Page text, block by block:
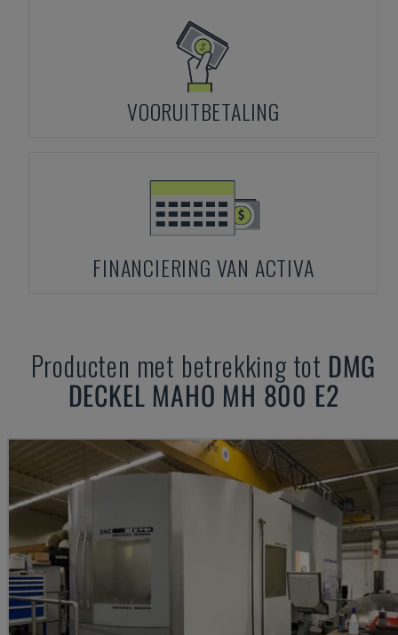
VOORUITBETALING
FINANCIERING VAN ACTIVA
Producten met betrekking tot DMG
DECKEL MAHO MH 800 E2